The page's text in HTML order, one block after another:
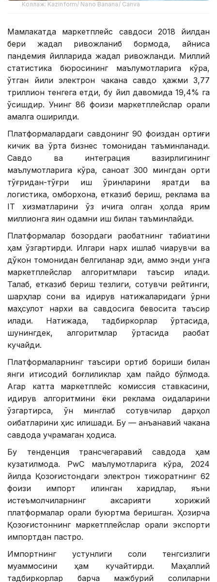
Коллаж: Kazinform/ Nano Banana/ Canva
Мамлакатда маркетплейс савдоси 2018 йилдан
бери жадал ривожланиб бормоқда, айниқса
пандемия йилларида жадал ривожланди. Миллий
статистика бюросининг маълумотларига кўра,
ўтган йили электрон чакана савдо ҳажми 3,77
триллион тенгега етди, бу йил давомида 19,4% га
ўсишдир. Унинг 86 фоизи маркетплейслар орқали
амалга оширилди.
Платформалардаги савдонинг 90 фоиздан ортиғи
кичик ва ўрта бизнес томонидан таъминланади.
Савдо ва интеграция вазирлигининг
маълумотларига кўра, саноат 300 мингдан ортиқ
тўғридан-тўғри иш ўринларини яратди ва
логистика, омборхона, етказиб бериш, реклама ва
IТ хизматларини ўз ичига олган ҳолда ярим
миллионга яқин одамни иш билан таъминлайди.
Платформалар бозордаги рақобатнинг табиатини
ҳам ўзгартирди. Илгари нарх ишлаб чиқарувчи ва
дўкон томонидан белгиланар эди, аммо энди унга
маркетплейслар алгоритмлари таъсир қилади.
Талаб, етказиб бериш тезлиги, сотувчи рейтинги,
шарҳлар сони ва қидирув натижаларидаги ўрни
маҳсулот нархи ва савдосига бевосита таъсир
қилади. Натижада, тадбиркорлар ўртасида,
шунингдек, алгоритмлар ўртасида рақобат
кучайди.
Платформаларнинг таъсири ортиб бориши билан
янги иқтисодий боғлиқликлар ҳам пайдо бўлмоқда.
Агар катта маркетплейс комиссия ставкасини,
қидирув алгоритмини ёки реклама қоидаларини
ўзгартирса, ўн минглаб сотувчилар дарҳол
оқибатларини ҳис қилишади. Бу — анъанавий чакана
савдода учрамаган ҳодиса.
Бу тенденция трансчегаравий савдода ҳам
кузатилмоқда. PwC маълумотларига кўра, 2024
йилда Қозоғистондаги электрон тижоратнинг 62
фоизи импорт қилинган харидлар, яъни
истеъмолчиларнинг аксарияти хорижий
платформалар орқали буюртма беришган. Ҳозирча
Қозоғистоннинг маркетплейслар орқали экспорти
импортдан пастроқ.
Импортнинг устунлиги солиқ тенгсизлиги
муаммосини ҳам кучайтирди. Маҳаллий
тадбиркорлар барча мажбурий солиқларни